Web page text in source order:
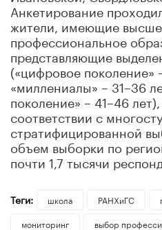
Анкетирование
жители, имеющие
профессиональное
представляющие
(«цифровое поколение»
«миллениалы» – 31–36
поколение» – 41–46
соответствии с
стратифицированной
объем выборки по
почти 1,7 тысячи
Теги: школа РАНХиГС
мониторинг
выбор